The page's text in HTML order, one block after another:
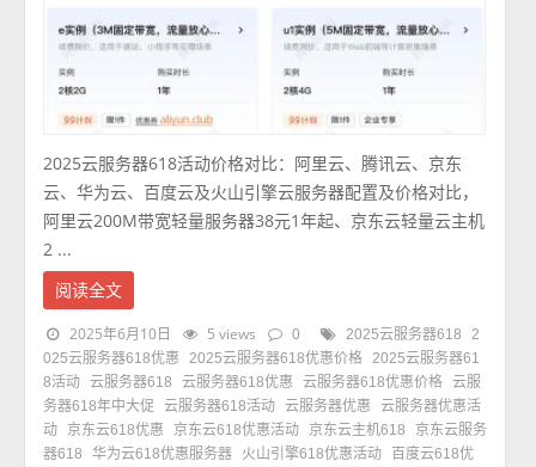
2025云服务器618活动价格对比：阿里云、腾讯云、京东
云、华为云、百度云及火山引擎云服务器配置及价格对比，
阿里云200M带宽轻量服务器38元1年起、京东云轻量云主机
2 ...
阅读全文
2025年6月10日 5 views 0 2025云服务器618
2
025云服务器618优惠
2025云服务器618优惠价格
2025云服务器61
8活动 云服务器618 云服务器618优惠 云服务器618优惠价格 云服
务器618年中大促
云服务器618活动 云服务器优惠
云服务器优惠活
动
京东云618优惠 京东云618优惠活动 京东云主机618
京东云服务
器618
华为云618优惠服务器 火山引擎618优惠活动
百度云618优